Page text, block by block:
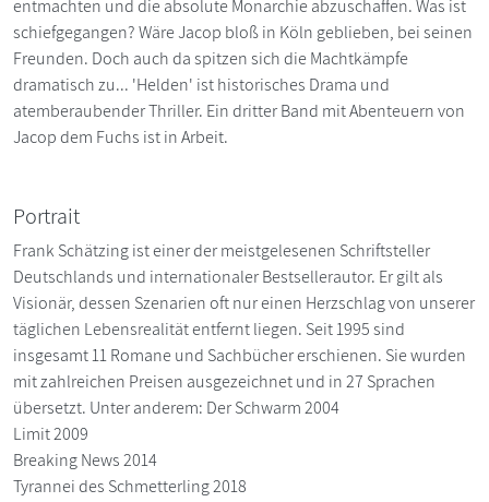
entmachten und die absolute Monarchie abzuschaffen. Was ist
schiefgegangen? Wäre Jacop bloß in Köln geblieben, bei seinen
Freunden. Doch auch da spitzen sich die Machtkämpfe
dramatisch zu... 'Helden' ist historisches Drama und
atemberaubender Thriller. Ein dritter Band mit Abenteuern von
Jacop dem Fuchs ist in Arbeit.
Portrait
Frank Schätzing ist einer der meistgelesenen Schriftsteller
Deutschlands und internationaler Bestsellerautor. Er gilt als
Visionär, dessen Szenarien oft nur einen Herzschlag von unserer
täglichen Lebensrealität entfernt liegen. Seit 1995 sind
insgesamt 11 Romane und Sachbücher erschienen. Sie wurden
mit zahlreichen Preisen ausgezeichnet und in 27 Sprachen
übersetzt. Unter anderem: Der Schwarm 2004
Limit 2009
Breaking News 2014
Tyrannei des Schmetterling 2018